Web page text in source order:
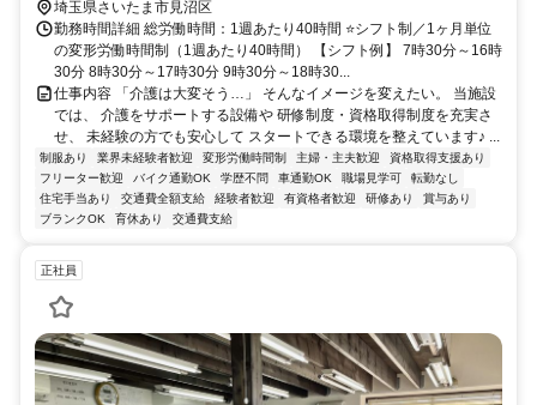
埼玉県さいたま市見沼区
勤務時間詳細 総労働時間：1週あたり40時間 ⭐シフト制／1ヶ月単位
の変形労働時間制（1週あたり40時間） 【シフト例】 7時30分～16時
30分 8時30分～17時30分 9時30分～18時30...
仕事内容 「介護は大変そう…」 そんなイメージを変えたい。 当施設
では、 介護をサポートする設備や 研修制度・資格取得制度を充実さ
せ、 未経験の方でも安心して スタートできる環境を整えています♪ ...
制服あり 業界未経験者歓迎 変形労働時間制 主婦・主夫歓迎
資格取得支援あり
フリーター歓迎
バイク通勤OK 学歴不問 車通勤OK 職場見学可
転勤なし
住宅手当あり
交通費全額支給 経験者歓迎 有資格者歓迎 研修あり
賞与あり
ブランクOK
育休あり 交通費支給
正社員